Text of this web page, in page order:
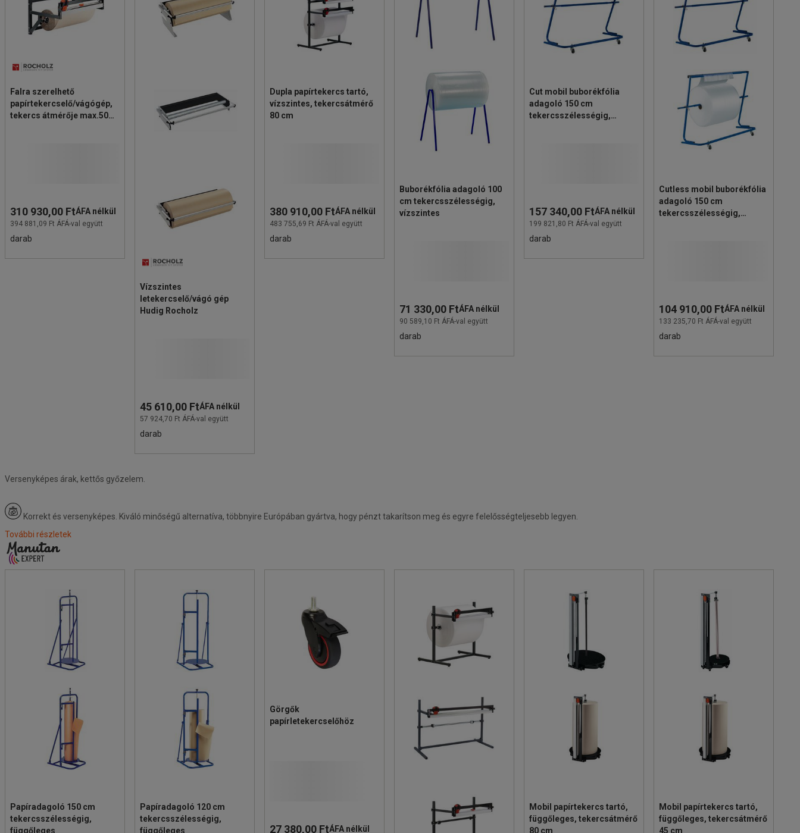
Falra szerelhető
papírtekercselő/vágógép,
tekercs átmérője max.50
310 930,00 FtÁFA nélkül
394 881,09 Ft ÁFÁ-val együtt
darab
Vízszintes
letekercselő/vágó gép
Hudig Rocholz
45 610,00 FtÁFA nélkül
57 924,70 Ft ÁFÁ-val együtt
darab
Dupla papírtekercs tartó,
vízszintes, tekercsátmérő
80 cm
380 910,00 FtÁFA nélkül
483 755,69 Ft ÁFÁ-val együtt
darab
Buborékfólia adagoló 100
cm tekercsszélességig,
vízszintes
71 330,00 FtÁFA nélkül
90 589,10 Ft ÁFÁ-val együtt
darab
Cut mobil buborékfólia
adagoló 150 cm
tekercsszélességig,
157 340,00 FtÁFA nélkül
199 821,80 Ft ÁFÁ-val együtt
darab
Cutless mobil buborékfólia
adagoló 150 cm
tekercsszélességig,
104 910,00 FtÁFA nélkül
133 235,70 Ft ÁFÁ-val együtt
darab
Versenyképes árak, kettős győzelem.
Korrekt és versenyképes. Kiváló minőségű alternatíva, többnyire Európában gyártva, hogy pénzt takarítson meg és egyre felelősségteljesebb legyen.
További részletek
Papíradagoló 150 cm
tekercsszélességig,
függőleges
Papíradagoló 120 cm
tekercsszélességig,
függőleges
Görgők
papírletekercselőhöz
27 380,00 FtÁFA nélkül
Mobil papírtekercs tartó,
függőleges, tekercsátmérő
80 cm
Mobil papírtekercs tartó,
függőleges, tekercsátmérő
45 cm